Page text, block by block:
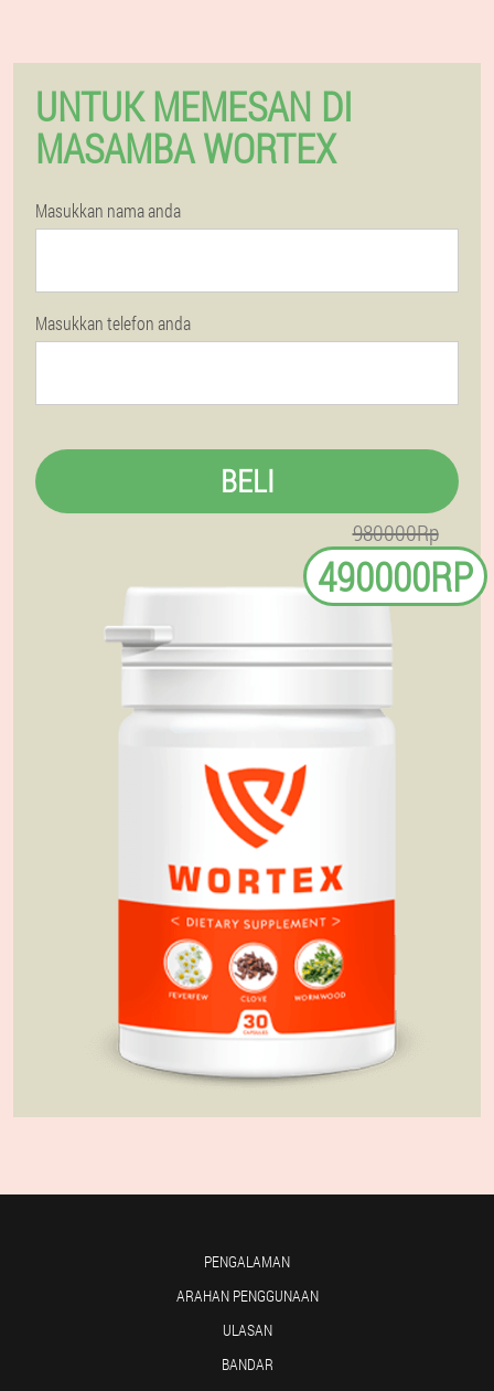
UNTUK MEMESAN DI
MASAMBA WORTEX
Masukkan nama anda
Masukkan telefon anda
BELI
980000Rp
490000RP
PENGALAMAN
ARAHAN PENGGUNAAN
ULASAN
BANDAR